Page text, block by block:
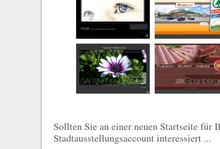
Sollten Sie an einer neuen Startseite für
Stadtausstellungsaccount interessiert ...